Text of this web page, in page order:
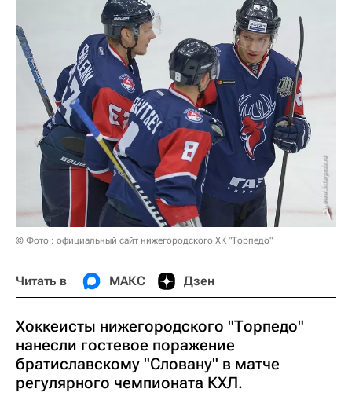
© Фото : официальный сайт нижегородского ХК "Торпедо"
Читать в МАКС Дзен
Хоккеисты нижегородского "Торпедо"
нанесли гостевое поражение
братиславскому "Словану" в матче
регулярного чемпионата КХЛ.